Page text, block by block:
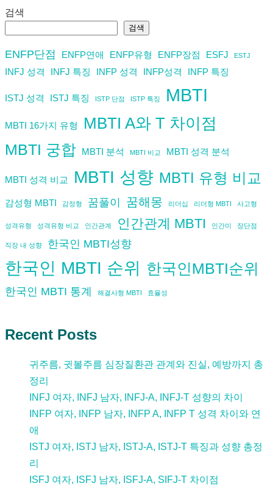
검색
검색
ENFP단점 ENFP연애 ENFP유형 ENFP장점 ESFJ ESTJ
INFJ 성격 INFJ 특징 INFP 성격 INFP성격 INFP 특징
ISTJ 성격 ISTJ 특징 ISTP 단점 ISTP 특징 MBTI
MBTI 16가지 유형 MBTI A와 T 차이점
MBTI 궁합 MBTI 분석 MBTI 비교 MBTI 성격 분석
MBTI 성격 비교 MBTI 성향 MBTI 유형 비교
감성형 MBTI 감정형 꿈풀이 꿈해몽 리더십 리더형 MBTI 사고형
성격유형 성격유형 비교 인간관계 인간관계 MBTI 인간미 장단점
직장 내 성향 한국인 MBTI성향
한국인 MBTI 순위 한국인MBTI순위
한국인 MBTI 통계 해결사형 MBTI 효율성
Recent Posts
귀주름, 귓볼주름 심장질환관 관계와 진실, 예방까지 총
정리
INFJ 여자, INFJ 남자, INFJ-A, INFJ-T 성향의 차이
INFP 여자, INFP 남자, INFP A, INFP T 성격 차이와 연
애
ISTJ 여자, ISTJ 남자, ISTJ-A, ISTJ-T 특징과 성향 총정
리
ISFJ 여자, ISFJ 남자, ISFJ-A, SIFJ-T 차이점